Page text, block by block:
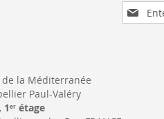
Sign
Up
la Méditerranée
Paul-Valéry
1erétage